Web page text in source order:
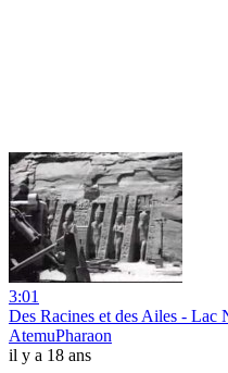
3:01
Des Racines et des Ailes - Lac
AtemuPharaon
il y a 18 ans